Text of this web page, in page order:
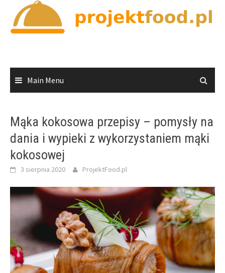
content
Main Menu
Mąka kokosowa przepisy – pomysły na
dania i wypieki z wykorzystaniem mąki
kokosowej
3 sierpnia 2020 ProjektFood.pl